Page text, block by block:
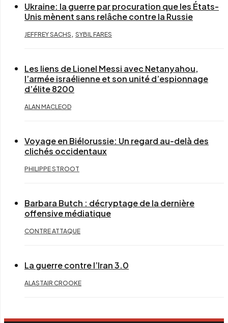
Ukraine: la guerre par procuration que les États-
Unis mènent sans relâche contre la Russie
JEFFREY SACHS , SYBIL FARES
Les liens de Lionel Messi avec Netanyahou,
l’armée israélienne et son unité d’espionnage
d’élite 8200
ALAN MACLEOD
Voyage en Biélorussie: Un regard au-delà des
clichés occidentaux
PHILIPPE STROOT
Barbara Butch : décryptage de la dernière
offensive médiatique
CONTRE ATTAQUE
La guerre contre l’Iran 3.0
ALASTAIR CROOKE